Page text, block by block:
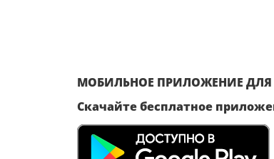
МОБИЛЬНОЕ ПРИЛОЖЕНИЕ ДЛЯ
Скачайте бесплатное